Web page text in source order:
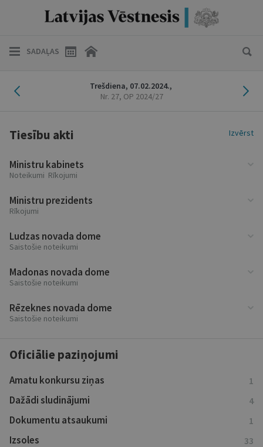
SADAĻAS
Iepriekšējais laidiensTrešdiena, 07.02.2024.,
Nr. 27, OP 2024/27
Tiesību akti Izvērst
Ministru kabinets
Noteikumi Rīkojumi
Ministru prezidents
Rīkojumi
Ludzas novada dome
Saistošie noteikumi
Madonas novada dome
Saistošie noteikumi
Rēzeknes novada dome
Saistošie noteikumi
Oficiālie paziņojumi
Amatu konkursu ziņas 1
Dažādi sludinājumi 4
Dokumentu atsaukumi 1
Izsoles 33